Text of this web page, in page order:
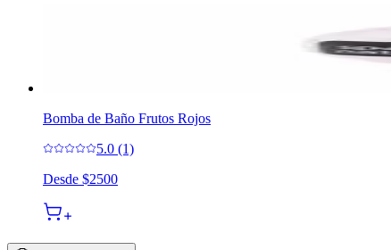
Bomba de Baño Frutos Rojos
5.0 (1)
Desde $2500